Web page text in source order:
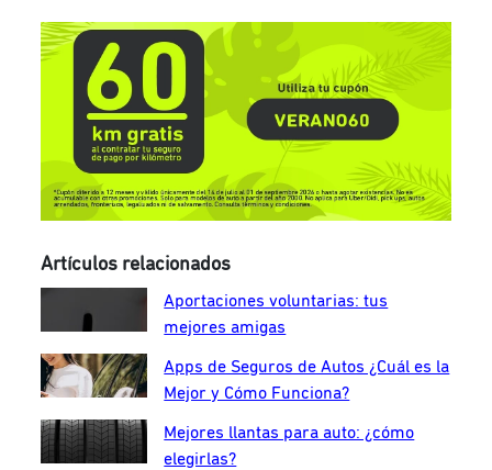
Artículos relacionados
Aportaciones voluntarias: tus
mejores amigas
Apps de Seguros de Autos ¿Cuál es la
Mejor y Cómo Funciona?
Mejores llantas para auto: ¿cómo
elegirlas?